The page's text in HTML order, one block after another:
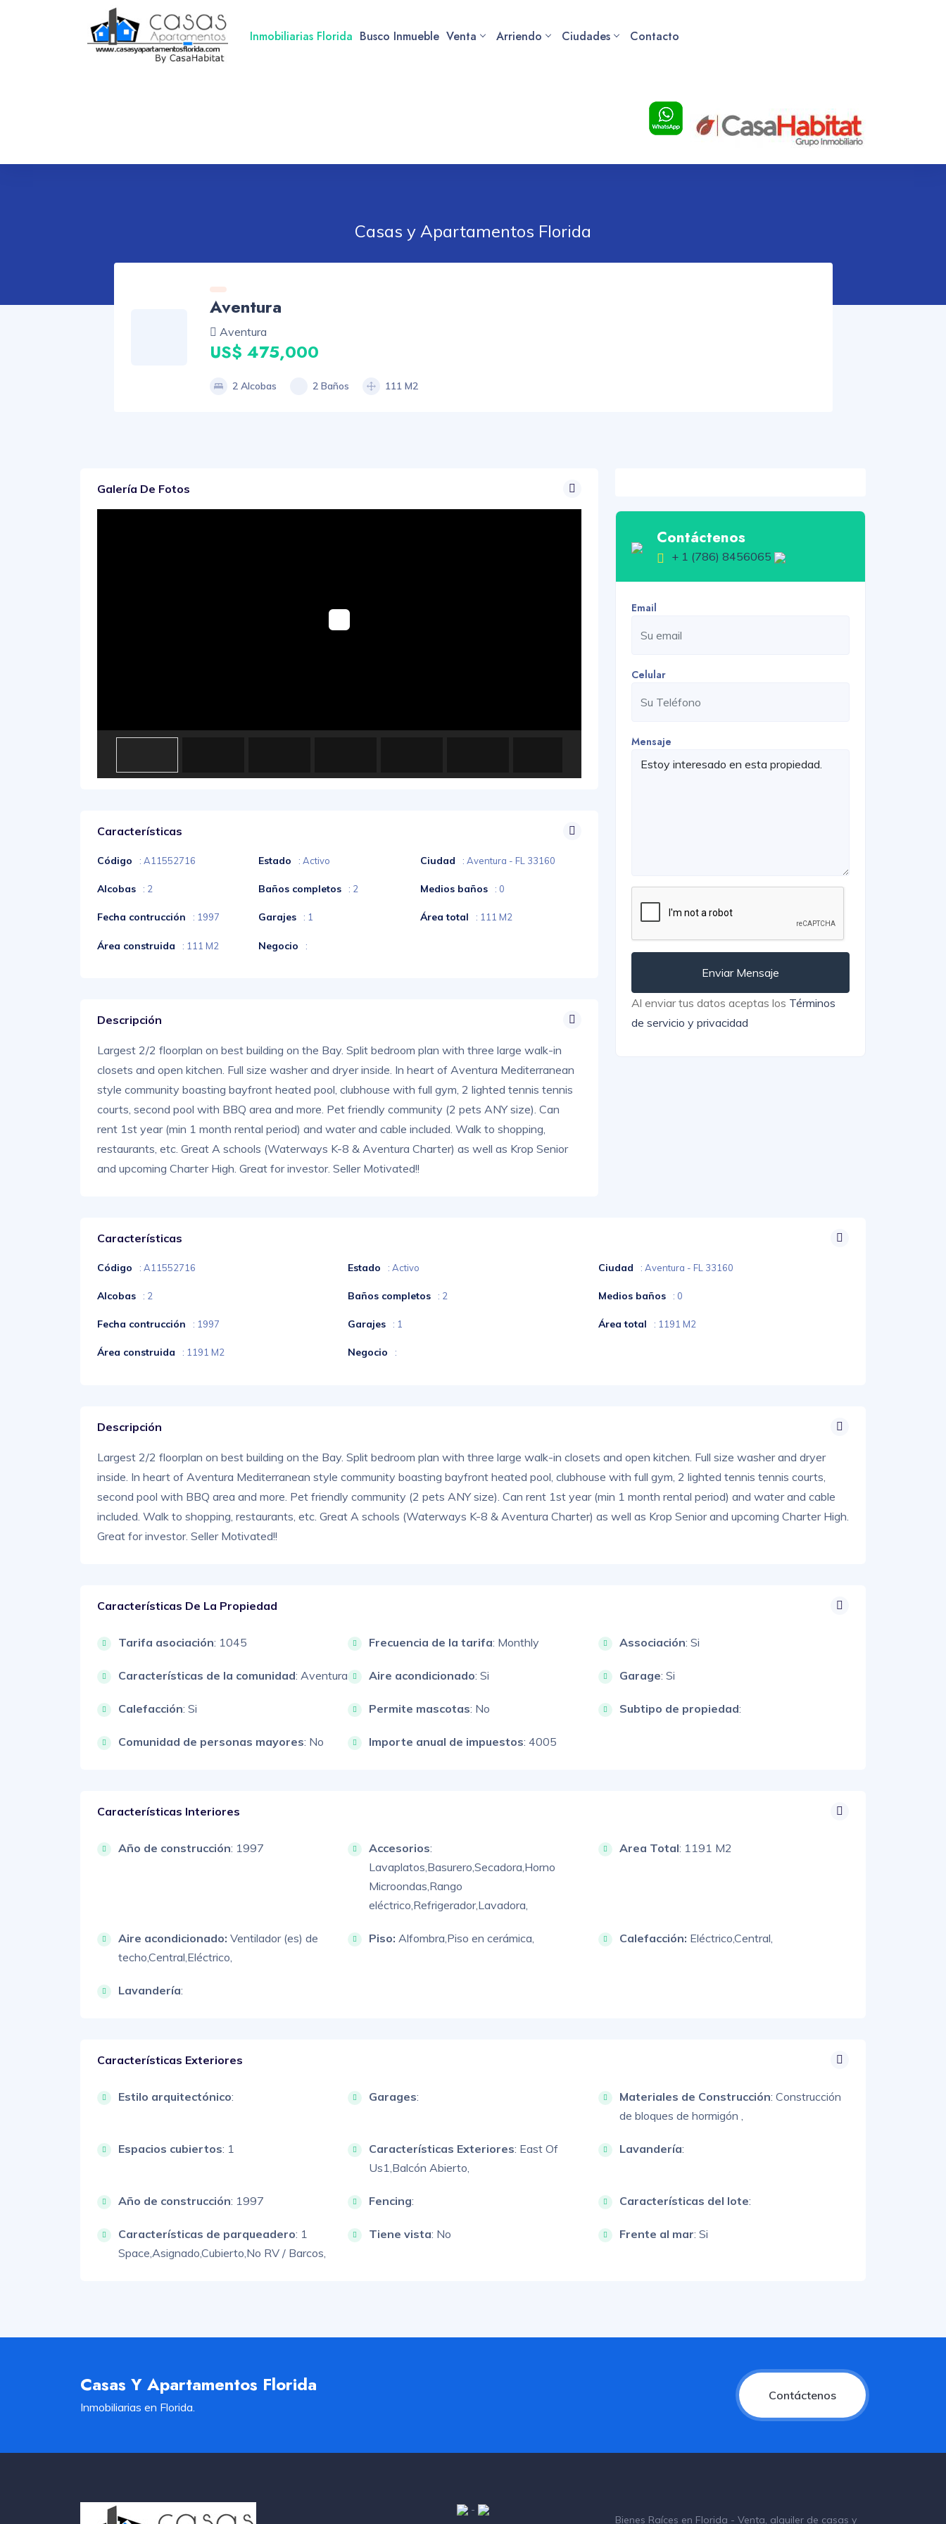
Inmobiliarias Florida Busco Inmueble Venta Arriendo Ciudades Contacto
Casas y Apartamentos Florida
Aventura
Aventura
US$ 475,000
2 Alcobas 2 Baños 111 M2
Galería De Fotos
Características
Código : A11552716 Estado : Activo Ciudad : Aventura - FL 33160
Alcobas : 2 Baños completos : 2 Medios baños : 0
Fecha contrucción : 1997 Garajes : 1 Área total : 111 M2
Área construida : 111 M2 Negocio :
Descripción
Largest 2/2 floorplan on best building on the Bay. Split bedroom plan with three large walk-in
closets and open kitchen. Full size washer and dryer inside. In heart of Aventura Mediterranean
style community boasting bayfront heated pool, clubhouse with full gym, 2 lighted tennis tennis
courts, second pool with BBQ area and more. Pet friendly community (2 pets ANY size). Can
rent 1st year (min 1 month rental period) and water and cable included. Walk to shopping,
restaurants, etc. Great A schools (Waterways K-8 & Aventura Charter) as well as Krop Senior
and upcoming Charter High. Great for investor. Seller Motivated!!
Contáctenos
+ 1 (786) 8456065
Email
Celular
Mensaje
Enviar Mensaje
Al enviar tus datos aceptas los Términos
de servicio y privacidad
Características
Código : A11552716 Estado : Activo Ciudad : Aventura - FL 33160
Alcobas : 2 Baños completos : 2 Medios baños : 0
Fecha contrucción : 1997 Garajes : 1 Área total : 1191 M2
Área construida : 1191 M2 Negocio :
Descripción
Largest 2/2 floorplan on best building on the Bay. Split bedroom plan with three large walk-in closets and open kitchen. Full size washer and dryer
inside. In heart of Aventura Mediterranean style community boasting bayfront heated pool, clubhouse with full gym, 2 lighted tennis tennis courts,
second pool with BBQ area and more. Pet friendly community (2 pets ANY size). Can rent 1st year (min 1 month rental period) and water and cable
included. Walk to shopping, restaurants, etc. Great A schools (Waterways K-8 & Aventura Charter) as well as Krop Senior and upcoming Charter High.
Great for investor. Seller Motivated!!
Características De La Propiedad
Tarifa asociación: 1045 Frecuencia de la tarifa: Monthly Associación: Si
Características de la comunidad: Aventura Aire acondicionado: Si Garage: Si
Calefacción: Si Permite mascotas: No Subtipo de propiedad:
Comunidad de personas mayores: No Importe anual de impuestos: 4005
Características Interiores
Año de construcción: 1997 Accesorios:
Lavaplatos, Basurero, Secadora, Horno
Microondas, Rango
eléctrico, Refrigerador,Lavadora,
Area Total: 1191 M2
Aire acondicionado: Ventilador (es) de
techo,Central, Eléctrico,
Piso: Alfombra, Piso en cerámica, Calefacción: Eléctrico,Central,
Lavandería:
Características Exteriores
Estilo arquitectónico: Garages: Materiales de Construcción: Construcción
de bloques de hormigón ,
Espacios cubiertos: 1 Características Exteriores: East Of
Us1, Balcón Abierto,
Lavandería:
Año de construcción: 1997 Fencing: Características del lote:
Características de parqueadero: 1
Space, Asignado,Cubierto, No RV / Barcos,
Tiene vista: No Frente al mar: Si
Casas Y Apartamentos Florida
Inmobiliarias en Florida.
Contáctenos
-
Bienes Raíces en Florida - Venta, alquiler de casas y